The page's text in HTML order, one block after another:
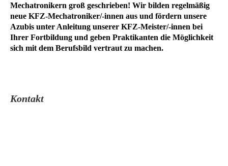
Mechatronikern groß geschrieben! Wir bilden regelmäßig
neue KFZ-Mechatroniker/-innen aus und fördern unsere
Azubis unter Anleitung unserer KFZ-Meister/-innen bei
Ihrer Fortbildung und geben Praktikanten die Möglichkeit
sich mit dem Berufsbild vertraut zu machen.
Kontakt